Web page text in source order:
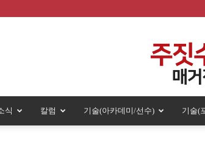
주
식 칼럼 기술(아카데미/선수) 기술(